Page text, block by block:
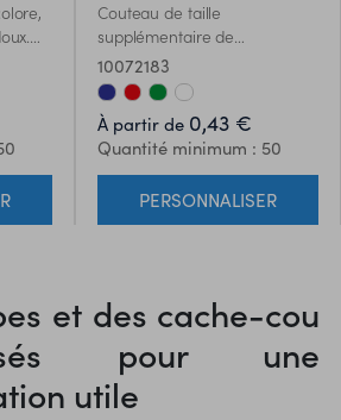
de
Couteau de taille
supplémentaire de
conception triangulaire
fabriqué en 190T RPET. Avec
corps en polyester doux
recyclé de couleurs vives et
variées. Balise distinctive et
poignées de renfort sur les
côtés. Couleur blanche
spécialement conçue pour le
partir de plastique recyclé, ce
qui encourage la réutilisation
contribue à la durabilité de la
planète.
10072183
À partir de 0,43 €
Quantité minimum : 50
PERSONNALISER
et des cache-cou
pour une
utile